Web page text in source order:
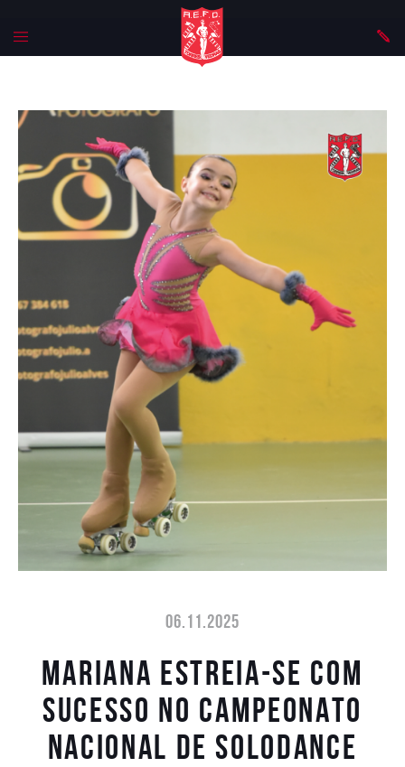
06.11.2025
Mariana estreia-se com
sucesso no Campeonato
Nacional de Solodance